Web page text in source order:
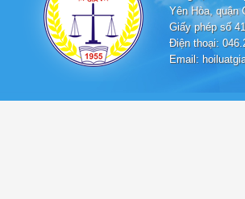
Yên Hòa, quận
Giấy phép số
Điện thoại:
Email: